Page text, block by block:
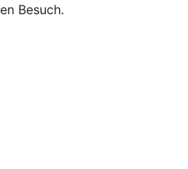
Besuch.